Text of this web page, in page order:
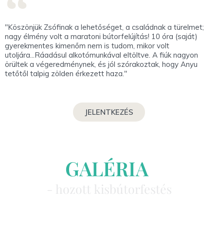
"Köszönjük Zsófinak a lehetőséget, a családnak a türelmet;
nagy élmény volt a maratoni bútorfelújítás! 10 óra (saját)
gyerekmentes kimenőm nem is tudom, mikor volt
utoljára...Ráadásul alkotómunkával eltöltve. A fiúk nagyon
örültek a végeredménynek, és jól szórakoztak, hogy Anyu
tetőtől talpig zölden érkezett haza."
JELENTKEZÉS
GALÉRIA
- hozot t kisbút orfest és